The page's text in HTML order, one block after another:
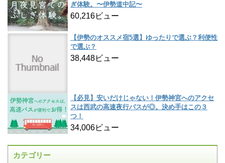
ぎ体験。〜伊勢道中記〜
60,216ビュー
【伊勢のオススメ宿5選】ゆったりで選ぶ？利便性
で選ぶ？
38,448ビュー
【必見】安いだけじゃない！伊勢神宮へのアクセ
スは西武の高速夜行バスが◎。決め手はこの３
つ！
34,006ビュー
カテゴリー